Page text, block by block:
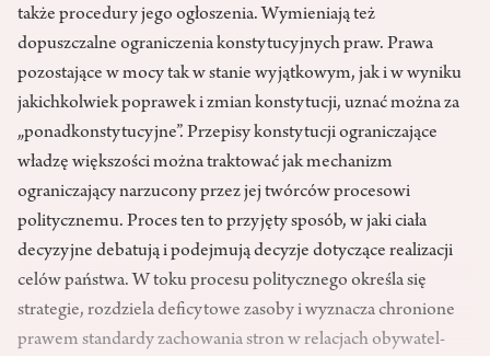
także procedury jego ogłoszenia. Wymieniają też
dopuszczalne ograniczenia konstytucyjnych praw. Prawa
pozostające w mocy tak w stanie wyjątkowym, jak i w wyniku
jakichkolwiek poprawek i zmian konstytucji, uznać można za
„ponadkonstytucyjne”. Przepisy konstytucji ograniczające
władzę większości można traktować jak mechanizm
ograniczający narzucony przez jej twórców procesowi
politycznemu. Proces ten to przyjęty sposób, w jaki ciała
decyzyjne debatują i podejmują decyzje dotyczące realizacji
celów państwa. W toku procesu politycznego określa się
strategie, rozdziela deficytowe zasoby i wyznacza chronione
prawem standardy zachowania stron w relacjach obywatel-